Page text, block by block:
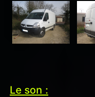
Le son :